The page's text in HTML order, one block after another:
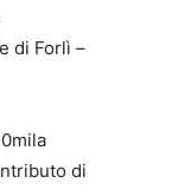
di Forlì –
di